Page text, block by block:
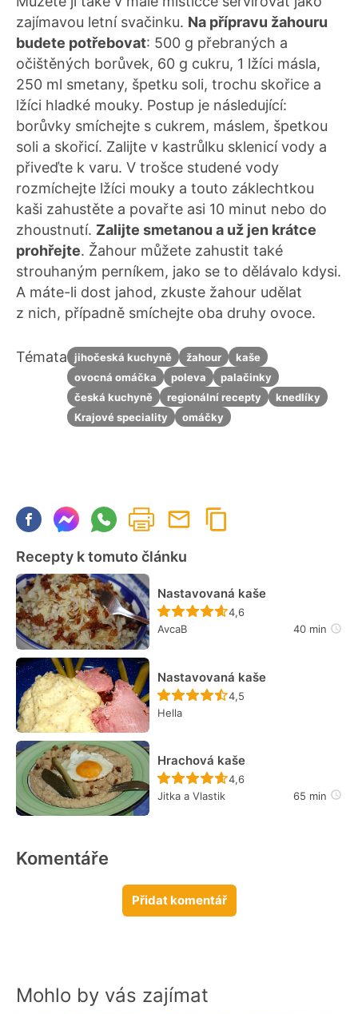
zajímavou letní svačinku. Na přípravu žahouru
budete potřebovat: 500 g přebraných a
očištěných borůvek, 60 g cukru, 1 lžíci másla,
250 ml smetany, špetku soli, trochu skořice a
lžíci hladké mouky. Postup je následující:
borůvky smíchejte s cukrem, máslem, špetkou
soli a skořicí. Zalijte v kastrůlku sklenicí vody a
přiveďte k varu. V trošce studené vody
rozmíchejte lžíci mouky a touto záklechtkou
kaši zahustěte a povařte asi 10 minut nebo do
zhoustnutí. Zalijte smetanou a už jen krátce
prohřejte. Žahour můžete zahustit také
strouhaným perníkem, jako se to dělávalo kdysi.
A máte-li dost jahod, zkuste žahour udělat
z nich, případně smíchejte oba druhy ovoce.
Témata jihočeská kuchyně žahour
kaše
ovocná omáčka
poleva
palačinky
česká kuchyně
regionální recepty
knedlíky
Krajové speciality
omáčky
Recepty k tomuto článku
Nastavovaná kaše
Recept ještě nebyl
4,6
AvcaB
40 min
Nastavovaná kaše
Recept ještě nebyl
4,5
Hella
Hrachová kaše
Recept ještě nebyl
4,6
Jitka a Vlastik
65 min
Komentáře
Přidat komentář
Mohlo by vás zajímat